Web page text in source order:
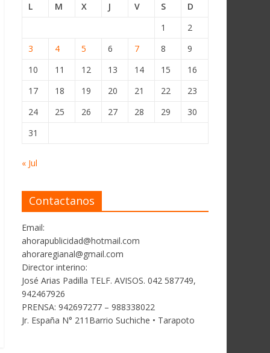
L
M X J V S
D
1
2
3
4 5 6 7 8
9
10
11 12 13 14 15
16
17
18 19 20 21 22
23
24
25 26 27 28 29
30
31
« Jul
Contactanos
Email:
ahorapublicidad@hotmail.com
ahoraregianal@gmail.com
Director interino:
José Arias Padilla TELF. AVISOS. 042 587749,
942467926
PRENSA: 942697277 – 988338022
Jr. España N° 211Barrio Suchiche • Tarapoto